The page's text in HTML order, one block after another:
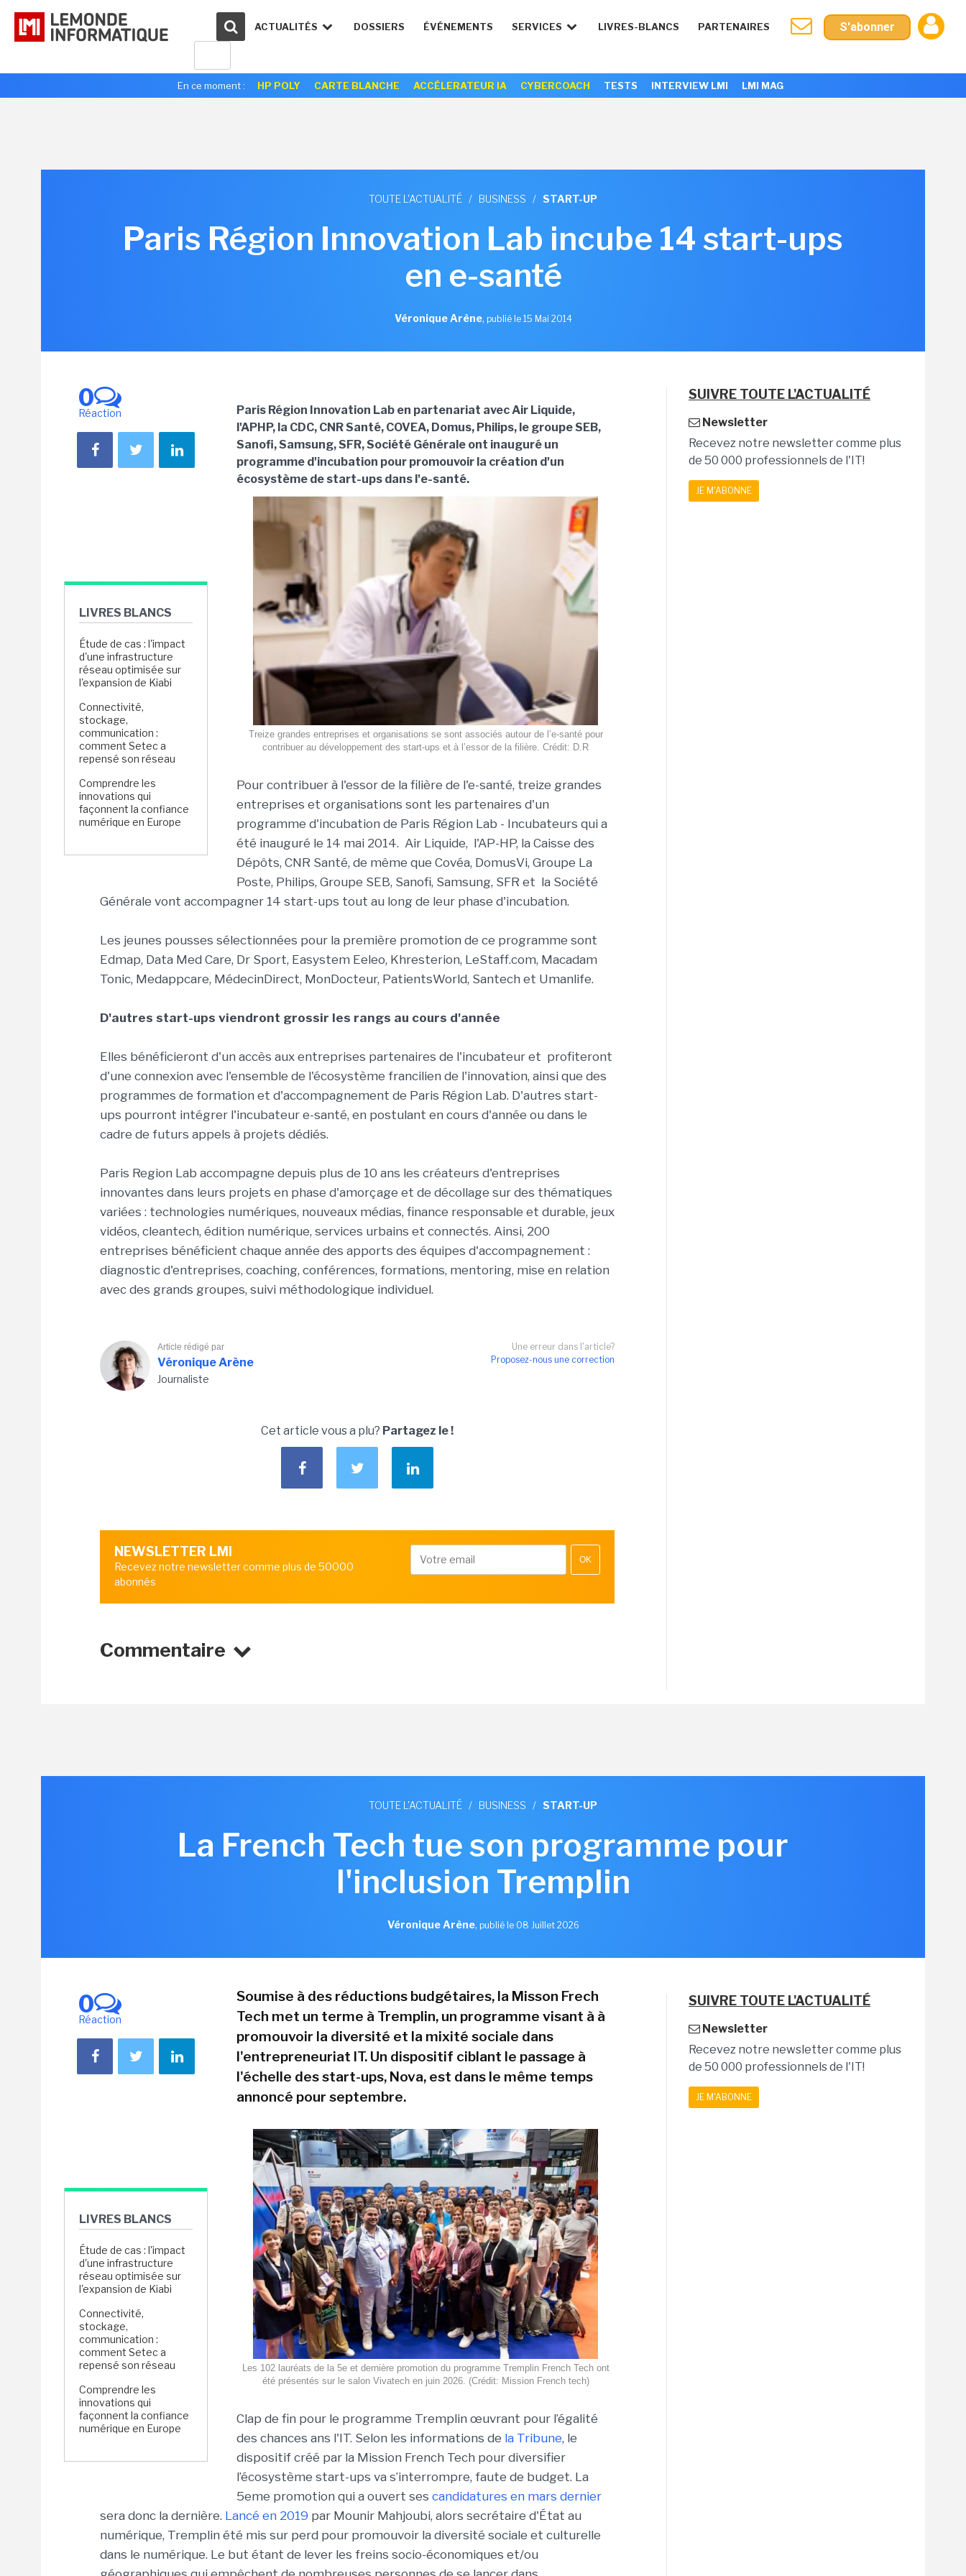
ACTUALITÉS DOSSIERS ÉVÉNEMENTS SERVICES LIVRES-BLANCS PARTENAIRES S'abonner
En ce moment : HP POLY CARTE BLANCHE ACCÉLERATEUR IA CYBERCOACH TESTS INTERVIEW LMI LMI MAG
TOUTE L'ACTUALITÉ / BUSINESS / START-UP
Paris Région Innovation Lab incube 14 start-ups
en e-santé
Véronique Arène, publié le 15 Mai 2014
0
Réaction
LIVRES BLANCS
Étude de cas : l'impact
d'une infrastructure
réseau optimisée sur
l'expansion de Kiabi
Connectivité,
stockage,
communication :
comment Setec a
repensé son réseau
Comprendre les
innovations qui
façonnent la confiance
numérique en Europe
Paris Région Innovation Lab en partenariat avec Air Liquide,
l'APHP, la CDC, CNR Santé, COVEA, Domus, Philips, le groupe SEB,
Sanofi, Samsung, SFR, Société Générale ont inauguré un
programme d'incubation pour promouvoir la création d'un
écosystème de start-ups dans l'e-santé.
Treize grandes entreprises et organisations se sont associés autour de l’e-santé pour
contribuer au développement des start-ups et à l’essor de la filière. Crédit: D.R
Pour contribuer à l'essor de la filière de l'e-santé, treize grandes
entreprises et organisations sont les partenaires d'un
programme d'incubation de Paris Région Lab - Incubateurs qui a
été inauguré le 14 mai 2014. Air Liquide, l'AP-HP, la Caisse des
Dépôts, CNR Santé, de même que Covéa, DomusVi, Groupe La
Poste, Philips, Groupe SEB, Sanofi, Samsung, SFR et la Société
Générale vont accompagner 14 start-ups tout au long de leur phase d'incubation.
Les jeunes pousses sélectionnées pour la première promotion de ce programme sont
Edmap, Data Med Care, Dr Sport, Easystem Eeleo, Khresterion, LeStaff.com, Macadam
Tonic, Medappcare, MédecinDirect, MonDocteur, PatientsWorld, Santech et Umanlife.
D'autres start-ups viendront grossir les rangs au cours d'année
Elles bénéficieront d'un accès aux entreprises partenaires de l'incubateur et profiteront
d'une connexion avec l'ensemble de l'écosystème francilien de l'innovation, ainsi que des
programmes de formation et d'accompagnement de Paris Région Lab. D'autres start-
ups pourront intégrer l'incubateur e-santé, en postulant en cours d'année ou dans le
cadre de futurs appels à projets dédiés.
Paris Region Lab accompagne depuis plus de 10 ans les créateurs d'entreprises
innovantes dans leurs projets en phase d'amorçage et de décollage sur des thématiques
variées : technologies numériques, nouveaux médias, finance responsable et durable, jeux
vidéos, cleantech, édition numérique, services urbains et connectés. Ainsi, 200
entreprises bénéficient chaque année des apports des équipes d'accompagnement :
diagnostic d'entreprises, coaching, conférences, formations, mentoring, mise en relation
avec des grands groupes, suivi méthodologique individuel.
Une erreur dans l'article?
Proposez-nous une correction
Article rédigé par
Véronique Arène
Journaliste
Cet article vous a plu? Partagez le !
NEWSLETTER LMI
Recevez notre newsletter comme plus de 50000
abonnés
OK
Commentaire
SUIVRE TOUTE L'ACTUALITÉ
Newsletter
Recevez notre newsletter comme plus
de 50 000 professionnels de l'IT!
JE M'ABONNE
TOUTE L'ACTUALITÉ / BUSINESS / START-UP
La French Tech tue son programme pour
l'inclusion Tremplin
Véronique Arène, publié le 08 Juillet 2026
0
Réaction
LIVRES BLANCS
Étude de cas : l'impact
d'une infrastructure
réseau optimisée sur
l'expansion de Kiabi
Connectivité,
stockage,
communication :
comment Setec a
repensé son réseau
Comprendre les
innovations qui
façonnent la confiance
numérique en Europe
Soumise à des réductions budgétaires, la Misson Frech
Tech met un terme à Tremplin, un programme visant à à
promouvoir la diversité et la mixité sociale dans
l'entrepreneuriat IT. Un dispositif ciblant le passage à
l'échelle des start-ups, Nova, est dans le même temps
annoncé pour septembre.
Les 102 lauréats de la 5e et dernière promotion du programme Tremplin French Tech ont
été présentés sur le salon Vivatech en juin 2026. (Crédit: Mission French tech)
Clap de fin pour le programme Tremplin œuvrant pour l’égalité
des chances ans l'IT. Selon les informations de la Tribune, le
dispositif créé par la Mission French Tech pour diversifier
l’écosystème start-ups va s’interrompre, faute de budget. La
5eme promotion qui a ouvert ses candidatures en mars dernier
sera donc la dernière. Lancé en 2019 par Mounir Mahjoubi, alors secrétaire d'État au
numérique, Tremplin été mis sur perd pour promouvoir la diversité sociale et culturelle
dans le numérique. Le but étant de lever les freins socio-économiques et/ou
SUIVRE TOUTE L'ACTUALITÉ
Newsletter
Recevez notre newsletter comme plus
de 50 000 professionnels de l'IT!
JE M'ABONNE